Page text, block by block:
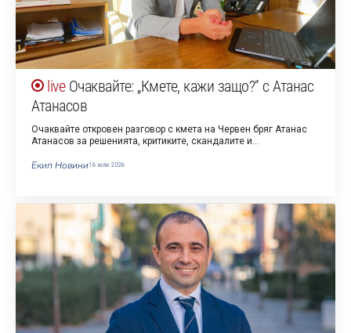
Очаквайте: „Кмете, кажи защо?“ с Атанас
Атанасов
Очаквайте откровен разговор с кмета на Червен бряг Атанас
Атанасов за решенията, критиките, скандалите и…
Екип Новини16 юли 2026